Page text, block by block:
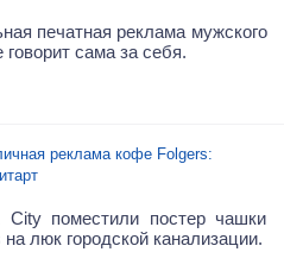
печатная реклама мужского
сама за себя.
реклама кофе Folgers:
поместили постер чашки
люк городской канализации.